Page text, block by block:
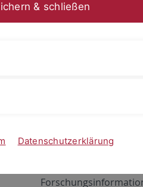
ALMA
& schließen
Datenschutzerklärung